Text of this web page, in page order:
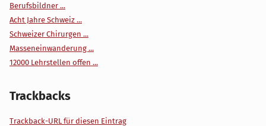
Berufsbildner ...
Acht Jahre Schweiz ...
Schweizer Chirurgen ...
Masseneinwanderung ...
12000 Lehrstellen offen ...
Trackbacks
Trackback-URL für diesen Eintrag